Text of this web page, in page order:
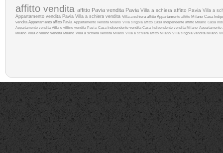
affitto vendita affitto Pavia vendita Pavia Villa a schiera affitto Pavia Villa a
Appartamento vendita Pavia Villa a schiera vendita Villa a schiera affitto Appartamento affitto Milano Casa
venditaAppartamento affitto Pavia Appartamento vendita Milano Villa singola affitto Casa Indipendente affitto Milano Casa
Appartamento vendita Villa o villino vendita Pavia Casa Indipendente vendita Casa Indipendente vendita Milano Appartamento
Milano Villa o villino vendita Milano Villa a schiera vendita Milano Villa a schiera affitto Milano Villa singola vendita Milano